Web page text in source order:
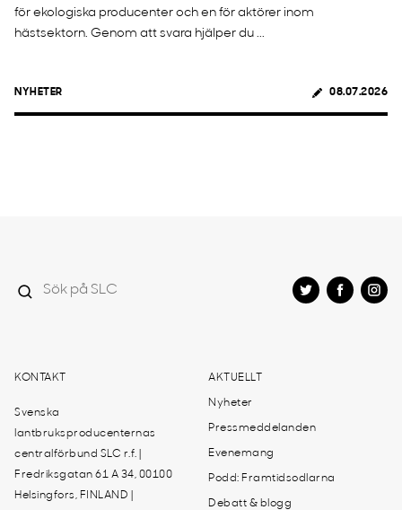
för ekologiska producenter och en för aktörer inom
hästsektorn. Genom att svara hjälper du ...
NYHETER 08.07.2026
KONTAKT
Svenska
lantbruksproducenternas
centralförbund SLC r.f. |
Fredriksgatan 61 A 34, 00100
Helsingfors, FINLAND |
AKTUELLT
Nyheter
Pressmeddelanden
Evenemang
Podd: Framtidsodlarna
Debatt & blogg